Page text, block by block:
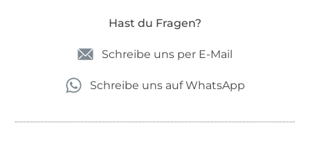
Hast du Fragen?
Schreibe uns per E-Mail
Schreibe uns auf WhatsApp